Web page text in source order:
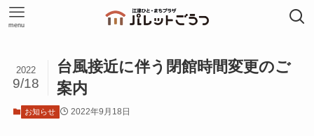
menu
台風接近に伴う閉館時間変更のご
案内
2022
9/18
お知らせ 2022年9月18日